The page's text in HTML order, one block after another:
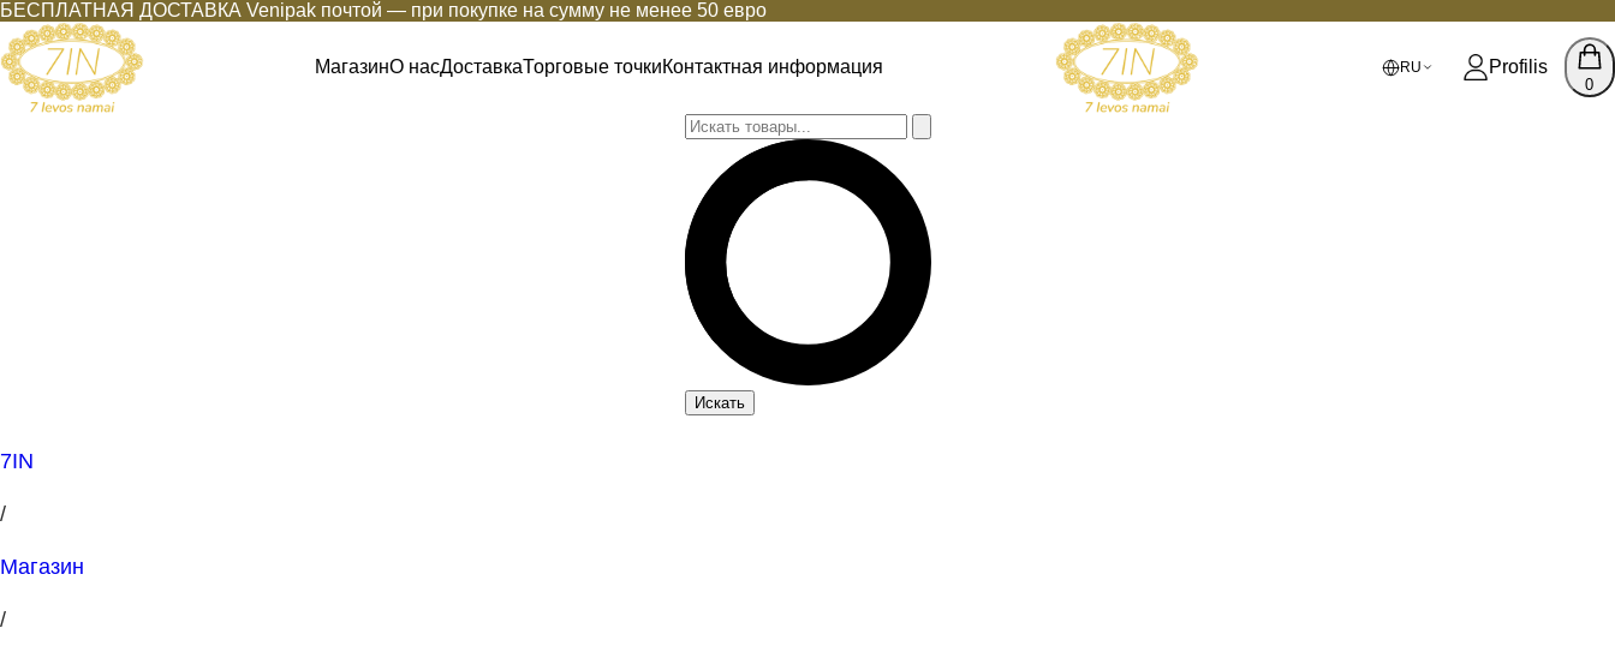
БЕСПЛАТНАЯ ДОСТАВКА Venipak почтой — при покупке на сумму не менее 50 евро
МагазинО насДоставкаТорговые точкиКонтактная информация RU Profilis
0
Искать
7IN
/
Магазин
/